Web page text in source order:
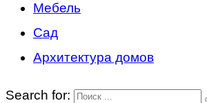
Мебель
Сад
Архитектура домов
Search for: